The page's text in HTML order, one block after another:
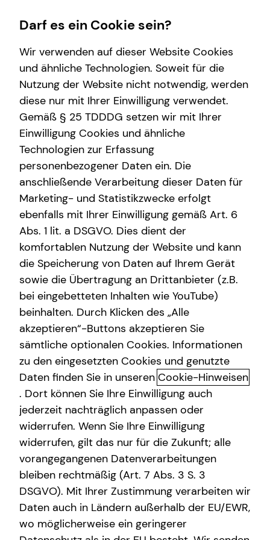
Wissenswertes
Über tecis
Interview
Finanzberatung
Spezialisten-Netzwerk
Kapitalanlage Immobilien
Private Krankenvorsorge
Sach- und Vermögenssicherung
Betriebliche Altersvorsorge
Investment
Altersvorsorge
Gewerbliche Versicherungen
Kindervorsorge
Videoberatung
Immobilienfinanzierung
Expat
Arbeitskraftabsicherung
Überblick
Gesetzliche Absicherung
im jungen Alter
bei Vorerkrankungen
Überblick Investment
Die meisten Menschen möchten gerne investieren statt
nur sparen – wissen aber nicht wie oder sind vom
schieren Ausmaß der Möglichkeiten überfordert. Dabei
lassen sich auch schon mit kleinen Beträgen durch kluge
Investments die individuellen Ziele und Wünsche
schneller und bequemer erreichen.
Ich gebe dir einen Überblick über die Bandbreite an
Investmentmöglichkeiten und finde eine auf deine
Bedürfnisse abgestimmte Anlagestrategie.
Das Wichtigste in Kürze
Darf es ein Cookie sein?
Wir verwenden auf dieser Website Cookies
und ähnliche Technologien. Soweit für die
Nutzung der Website nicht notwendig, werden
diese nur mit Ihrer Einwilligung verwendet.
Gemäß § 25 TDDDG setzen wir mit Ihrer
Einwilligung Cookies und ähnliche
Technologien zur Erfassung
personenbezogener Daten ein. Die
anschließende Verarbeitung dieser Daten für
Marketing- und Statistikzwecke erfolgt
ebenfalls mit Ihrer Einwilligung gemäß Art. 6
Abs. 1 lit. a DSGVO. Dies dient der
komfortablen Nutzung der Website und kann
die Speicherung von Daten auf Ihrem Gerät
sowie die Übertragung an Drittanbieter (z.B.
bei eingebetteten Inhalten wie YouTube)
beinhalten. Durch Klicken des „Alle
akzeptieren“-Buttons akzeptieren Sie
sämtliche optionalen Cookies. Informationen
zu den eingesetzten Cookies und genutzte
Daten finden Sie in unseren Cookie-Hinweisen
. Dort können Sie Ihre Einwilligung auch
jederzeit nachträglich anpassen oder
widerrufen. Wenn Sie Ihre Einwilligung
widerrufen, gilt das nur für die Zukunft; alle
vorangegangenen Datenverarbeitungen
bleiben rechtmäßig (Art. 7 Abs. 3 S. 3
DSGVO). Mit Ihrer Zustimmung verarbeiten wir
Daten auch in Ländern außerhalb der EU/EWR,
wo möglicherweise ein geringerer